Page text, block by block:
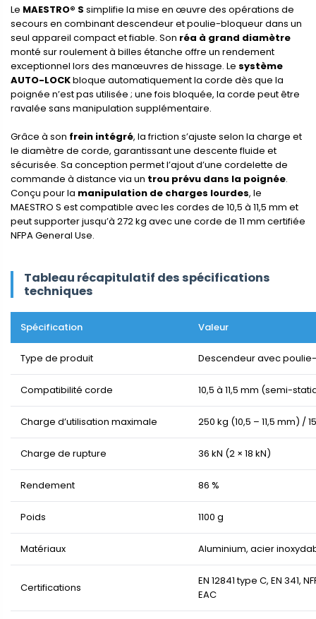
Le MAESTRO® S simplifie la mise en œuvre des opérations de
secours en combinant descendeur et poulie-bloqueur dans un
seul appareil compact et fiable. Son réa à grand diamètre
monté sur roulement à billes étanche offre un rendement
exceptionnel lors des manœuvres de hissage. Le système
AUTO-LOCKbloque automatiquement la corde dès que la
poignée n’est pas utilisée ; une fois bloquée, la corde peut être
ravalée sans manipulation supplémentaire.
Grâce à son frein intégré, la friction s’ajuste selon la charge et
le diamètre de corde, garantissant une descente fluide et
sécurisée. Sa conception permet l’ajout d’une cordelette de
commande à distance via un trou prévu dans la poignée.
Conçu pour la manipulation de charges lourdes, le
MAESTRO S est compatible avec les cordes de 10,5 à 11,5 mm et
peut supporter jusqu’à 272 kg avec une corde de 11 mm certifiée
NFPA General Use.
Tableau récapitulatif des spécifications
techniques
Spécification Valeur
Type de produit Descendeur avec
Compatibilité corde 10,5 à 11,5 mm (semi-
Charge d’utilisation maximale 250 kg (10,5 – 11,5 mm) /
Charge de rupture 36 kN (2 × 18 kN)
Rendement 86 %
Poids 1100 g
Matériaux Aluminium, acier
Certifications
EN 12841 type C, EN 341,
EAC